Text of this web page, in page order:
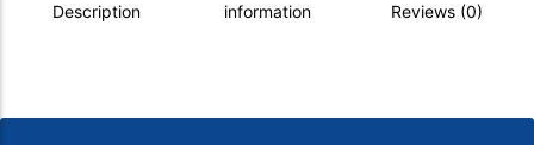
Description
information
Reviews (0)